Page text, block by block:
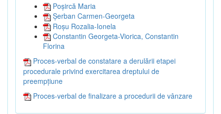
Poșircă Maria
Șerban Carmen-Georgeta
Roșu Rozalia-Ionela
Constantin Georgeta-Viorica, Constantin
Florina
Proces-verbal de constatare a derulării etapei
procedurale privind exercitarea dreptului de
preempțiune
Proces-verbal de finalizare a procedurii de vânzare